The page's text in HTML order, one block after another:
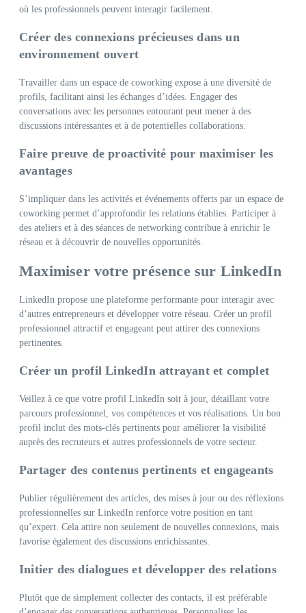
où les professionnels peuvent interagir facilement.
Créer des connexions précieuses dans un
environnement ouvert
Travailler dans un espace de coworking expose à une diversité de
profils, facilitant ainsi les échanges d’idées. Engager des
conversations avec les personnes entourant peut mener à des
discussions intéressantes et à de potentielles collaborations.
Faire preuve de proactivité pour maximiser les
avantages
S’impliquer dans les activités et événements offerts par un espace de
coworking permet d’approfondir les relations établies. Participer à
des ateliers et à des séances de networking contribue à enrichir le
réseau et à découvrir de nouvelles opportunités.
Maximiser votre présence sur LinkedIn
LinkedIn propose une plateforme performante pour interagir avec
d’autres entrepreneurs et développer votre réseau. Créer un profil
professionnel attractif et engageant peut attirer des connexions
pertinentes.
Créer un profil LinkedIn attrayant et complet
Veillez à ce que votre profil LinkedIn soit à jour, détaillant votre
parcours professionnel, vos compétences et vos réalisations. Un bon
profil inclut des mots-clés pertinents pour améliorer la visibilité
auprès des recruteurs et autres professionnels de votre secteur.
Partager des contenus pertinents et engageants
Publier régulièrement des articles, des mises à jour ou des réflexions
professionnelles sur LinkedIn renforce votre position en tant
qu’expert. Cela attire non seulement de nouvelles connexions, mais
favorise également des discussions enrichissantes.
Initier des dialogues et développer des relations
Plutôt que de simplement collecter des contacts, il est préférable